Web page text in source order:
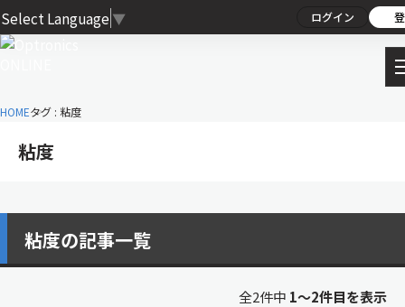
Select Language ▼ ログイン
HOMEタグ : 粘度
粘度
粘度の記事一覧
全2件中 1〜2件目を表示